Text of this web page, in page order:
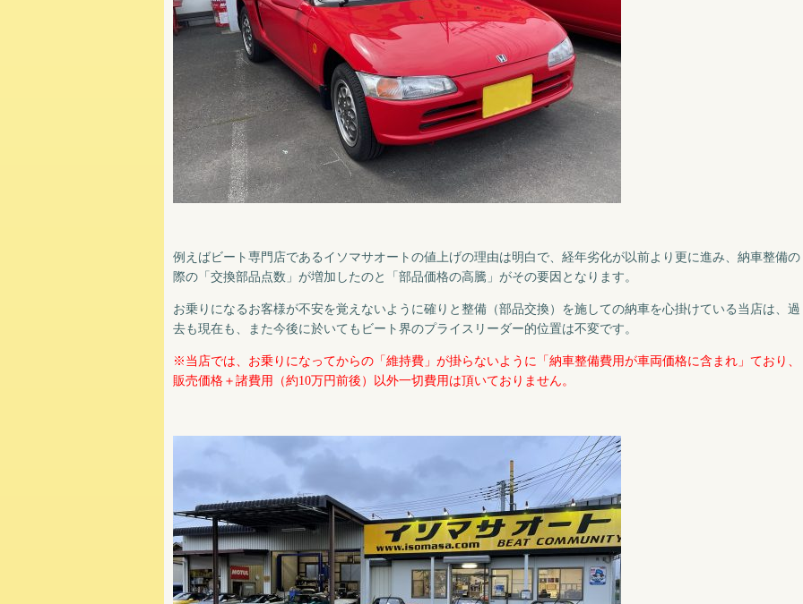
例えばビート専門店であるイソマサオートの値上げの理由は明白で、経年劣化が以前より更に進み、納車整備の
際の「交換部品点数」が増加したのと「部品価格の高騰」がその要因となります。
お乗りになるお客様が不安を覚えないように確りと整備（部品交換）を施しての納車を心掛けている当店は、過
去も現在も、また今後に於いてもビート界のプライスリーダー的位置は不変です。
※当店では、お乗りになってからの「維持費」が掛らないように「納車整備費用が車両価格に含まれ」ており、
販売価格＋諸費用（約10万円前後）以外一切費用は頂いておりません。